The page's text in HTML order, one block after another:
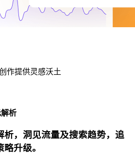
作提供灵感沃土
析
析，洞见流量及搜索趋势，追
升级。